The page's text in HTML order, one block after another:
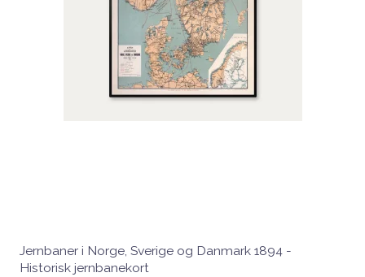
Jernbaner i Norge, Sverige og Danmark 1894 -
Historisk jernbanekort